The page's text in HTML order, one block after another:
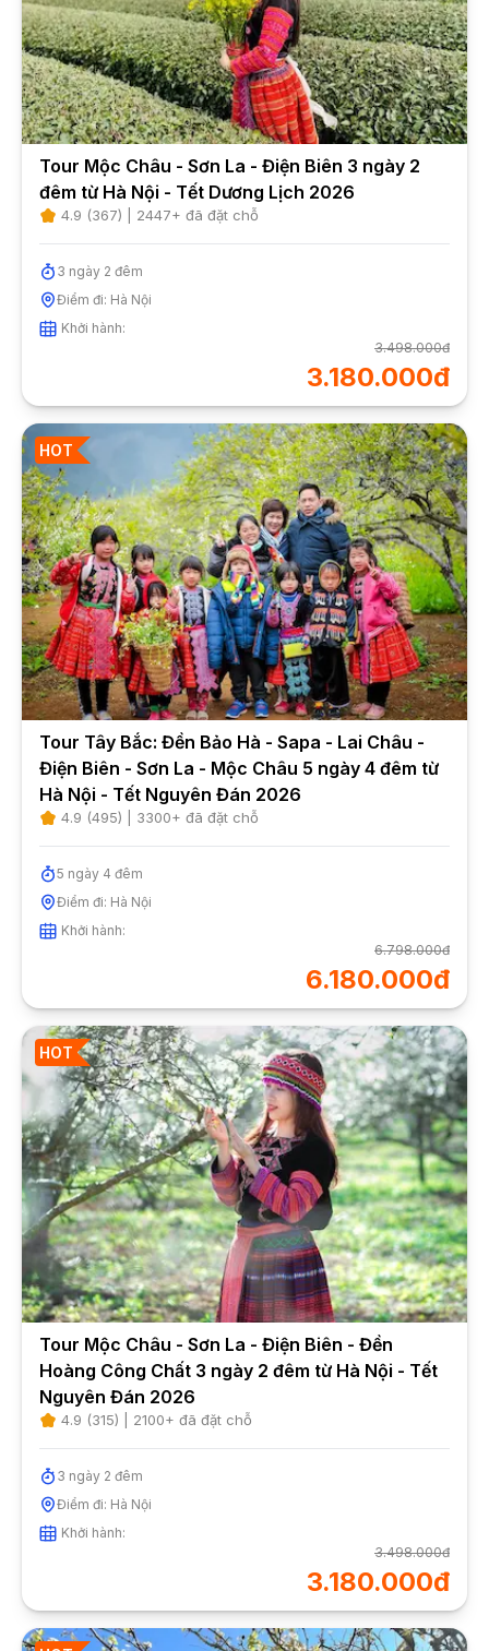
Tour Mộc Châu - Sơn La - Điện Biên 3 ngày 2
đêm từ Hà Nội - Tết Dương Lịch 2026
4.9 (367) | 2447+ đã đặt chỗ
3 ngày 2 đêm
Điểm đi: Hà Nội
Khởi hành:
3.498.000đ
3.180.000đ
HOT
Tour Tây Bắc: Đền Bảo Hà - Sapa - Lai Châu -
Điện Biên - Sơn La - Mộc Châu 5 ngày 4 đêm từ
Hà Nội - Tết Nguyên Đán 2026
4.9 (495) | 3300+ đã đặt chỗ
5 ngày 4 đêm
Điểm đi: Hà Nội
Khởi hành:
6.798.000đ
6.180.000đ
HOT
Tour Mộc Châu - Sơn La - Điện Biên - Đền
Hoàng Công Chất 3 ngày 2 đêm từ Hà Nội - Tết
Nguyên Đán 2026
4.9 (315) | 2100+ đã đặt chỗ
3 ngày 2 đêm
Điểm đi: Hà Nội
Khởi hành:
3.498.000đ
3.180.000đ